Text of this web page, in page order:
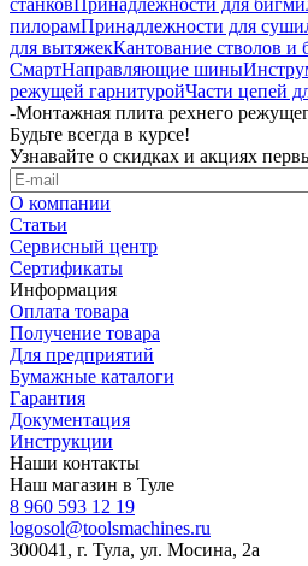
станковПринадлежности для
пилорамПринадлежности для
для вытяжекКантование стволов и
СмартНаправляющие шины
режущей гарнитуройЧасти цепей
-Монтажная плита рехнего
Будьте всегда в курсе!
Узнавайте о скидках и акциях
О компании
Статьи
Сервисный центр
Сертификаты
Информация
Оплата товара
Получение товара
Для предприятий
Бумажные каталоги
Гарантия
Документация
Инструкции
Наши контакты
Наш магазин в Туле
8 960 593 12 19
logosol@toolsmachines.ru
300041, г. Тула, ул. Мосина, 2а